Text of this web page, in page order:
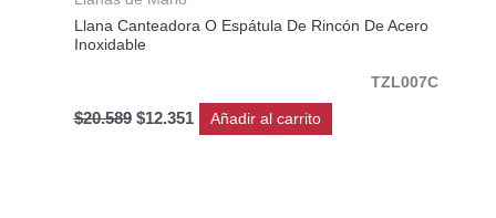
Llana Canteadora O Espátula De Rincón De Acero
Inoxidable
TZL007C
$20.589 $12.351 Añadir al carrito